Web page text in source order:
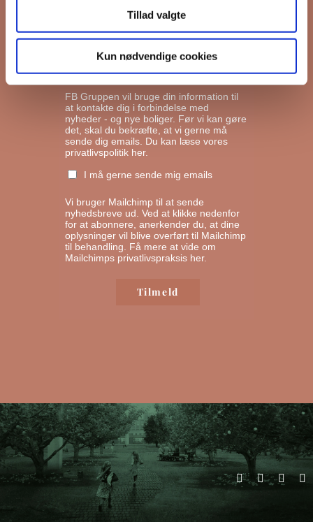
Tillad valgte
Kun nødvendige cookies
Lejeboliger
Andelsboliger
Markedsføringstilladelse
FB Gruppen vil bruge din information til
at kontakte dig i forbindelse med
nyheder - og nye boliger. Før vi kan gøre
det, skal du bekræfte, at vi gerne må
sende dig emails. Du kan læse vores
privatlivspolitik her.
I må gerne sende mig emails
Vi bruger Mailchimp til at sende
nyhedsbreve ud. Ved at klikke nedenfor
for at abonnere, anerkender du, at dine
oplysninger vil blive overført til Mailchimp
til behandling. Få mere at vide om
Mailchimps privatlivspraksis her.